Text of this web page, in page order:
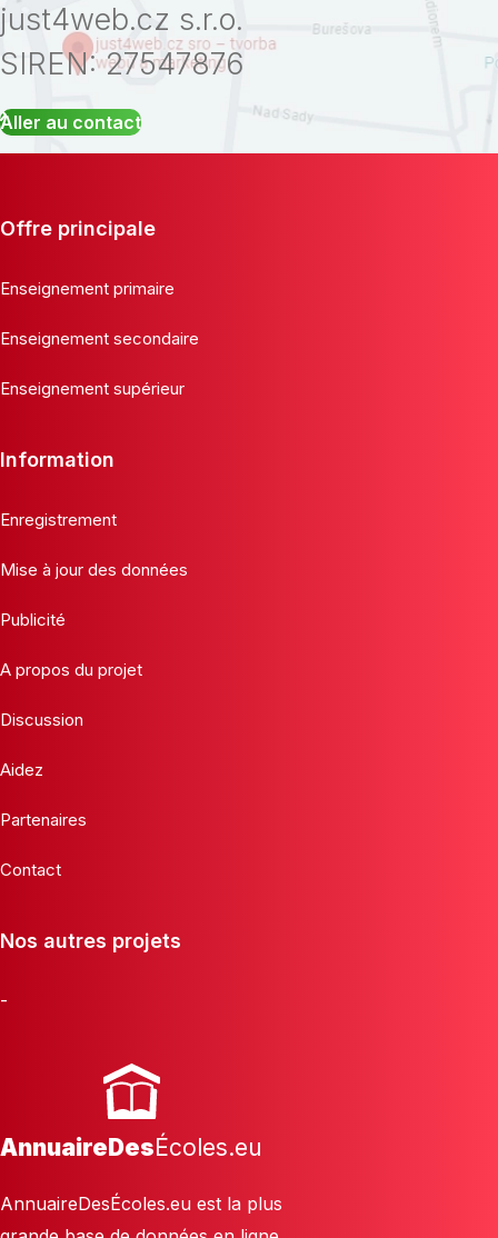
just4web.cz s.r.o.
SIREN: 27547876
Aller au contact
Offre principale
Enseignement primaire
Enseignement secondaire
Enseignement supérieur
Information
Enregistrement
Mise à jour des données
Publicité
A propos du projet
Discussion
Aidez
Partenaires
Contact
Nos autres projets
-
AnnuaireDesÉcoles.eu
AnnuaireDesÉcoles.eu est la plus